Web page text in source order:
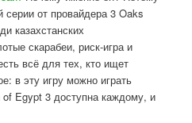
серии от провайдера 3 Oaks
казахстанских
скарабеи, риск-игра и
всё для тех, кто ищет
в эту игру можно играть
Egypt 3 доступна каждому, и